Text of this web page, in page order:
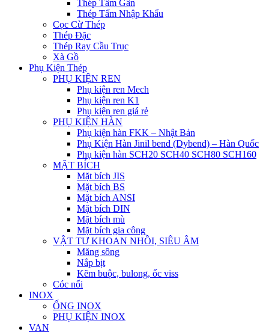
Thép Tấm Gân
Thép Tấm Nhập Khẩu
Cọc Cừ Thép
Thép Đặc
Thép Ray Cầu Trục
Xà Gồ
Phụ Kiện Thép
PHỤ KIỆN REN
Phụ kiện ren Mech
Phụ kiện ren K1
Phụ kiện ren giá rẻ
PHỤ KIỆN HÀN
Phụ kiện hàn FKK – Nhật Bản
Phụ Kiện Hàn Jinil bend (Dybend) – Hàn Quốc
Phụ kiện hàn SCH20 SCH40 SCH80 SCH160
MẶT BÍCH
Mặt bích JIS
Mặt bích BS
Mặt bích ANSI
Mặt bích DIN
Mặt bích mù
Mặt bích gia công
VẬT TƯ KHOAN NHỒI, SIÊU ÂM
Măng sông
Nắp bịt
Kẽm buộc, bulong, ốc viss
Cóc nối
INOX
ỐNG INOX
PHỤ KIỆN INOX
VAN